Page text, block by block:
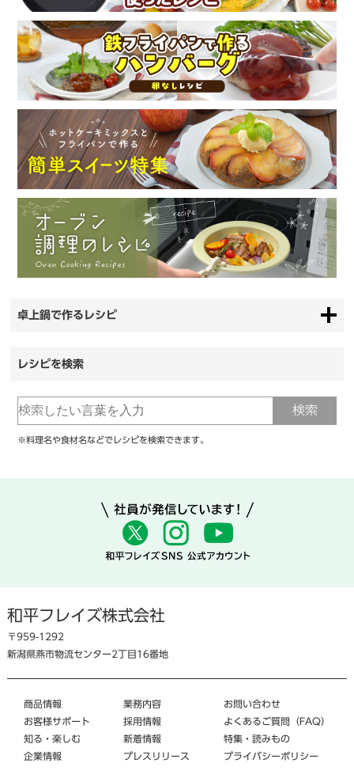
卓上鍋で作るレシピ
レシピを検索
※料理名や食材名などでレシピを検索できます。
和平フレイズ株式会社
〒959-1292
新潟県燕市物流センター2丁目16番地
商品情報
お客様サポート
知る・楽しむ
企業情報
業務内容
採用情報
新着情報
プレスリリース
お問い合わせ
よくあるご質問（FAQ）
特集・読みもの
プライバシーポリシー